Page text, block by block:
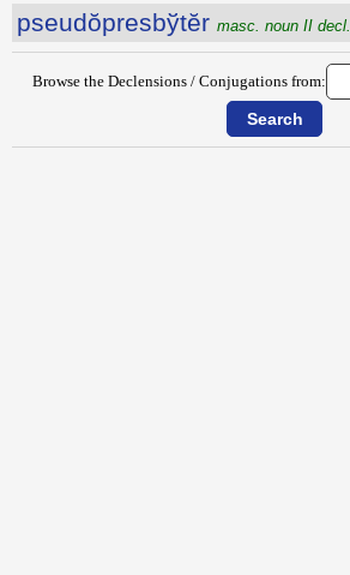
pseudŏpresbўtĕr masc. noun II decl.
Browse the Declensions / Conjugations from: